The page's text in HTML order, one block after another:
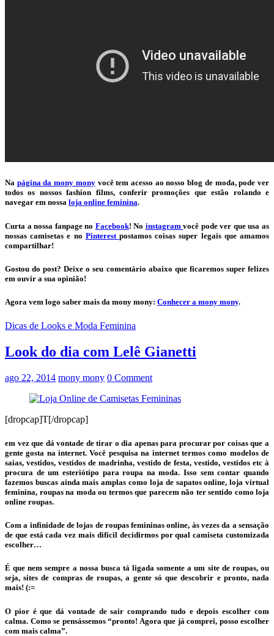
Na página da mony monyvocê tem acesso ao nosso blog de moda, pode ver
todos os nossos fashion films, conferir promoções que estão rolando e
navegar em nossa loja online feminina.
Curta a nossa fanpage no Facebook! No instagramvocê pode ver que usa as
nossas camisetas e no Pinterestpostamos coisas super legais que amamos
compartilhar!
Gostou do post? Deixe o seu comentário abaixo que ficaremos super felizes
em ouvir a sua opinião!
Agora vem logo saber mais da mony mony: Conhecer a mony mony.
Dicas de Looks e Moda Feminina
Look do dia com Lelê Gianetti
ago 22, 2014 mony mony 0 Comment
[dropcap]T[/dropcap]
em vez que dá vontade de tirar o dia apenas para procurar por coisas que a
gente gosta na internet. Você pesquisa na internet termos como modelos de
saias, vestidos, vestidos de madrinha, vestido de festa, vestido, vestidos etc à
procura de um esteriótipo para roupa na moda. Isso sem contar quando
fazemos buscas ainda mais amplas como loja de sapatos online, loja virtual
feminina, roupas na moda ou termos que parecem não ter sentido como loja
online roupas.
Com a infinidade de lojas de roupas femininas online, às vezes da a sensação
de que está cada vez mais difícil decidirmos por qual camiseta customizada
escolher…
É que nem sempre a nossa busca tá ligada somente a um site de roupas, ou
seja, sites de compras de roupas, a gente só que descobrir e pronto, nada
mais! (:=
O pior é que dá vontade de sair comprando tudo e depois escolher com
calma. Como se pensássemos “pronto! Agora que já comprei, posso escolher
com mais calma”.